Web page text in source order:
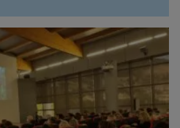
de Alto Rendimiento
Universitario Vithas Madrid